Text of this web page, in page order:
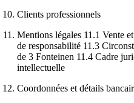
Clients professionnels
Mentions légales 11.1 Vente
de responsabilité 11.3
de 3 Fonteinen 11.4 Cadre
intellectuelle
Coordonnées et détails